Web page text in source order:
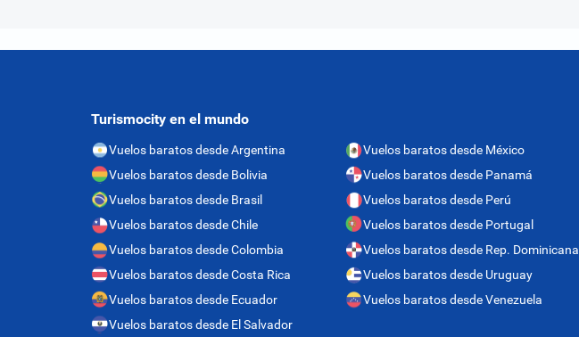
Turismocity en el mundo
Vuelos baratos desde Argentina
Vuelos baratos desde Bolivia
Vuelos baratos desde Brasil
Vuelos baratos desde Chile
Vuelos baratos desde Colombia
Vuelos baratos desde Costa Rica
Vuelos baratos desde Ecuador
Vuelos baratos desde El Salvador
Vuelos baratos desde México
Vuelos baratos desde Panamá
Vuelos baratos desde Perú
Vuelos baratos desde Portugal
Vuelos baratos desde Rep. Dominicana
Vuelos baratos desde Uruguay
Vuelos baratos desde Venezuela